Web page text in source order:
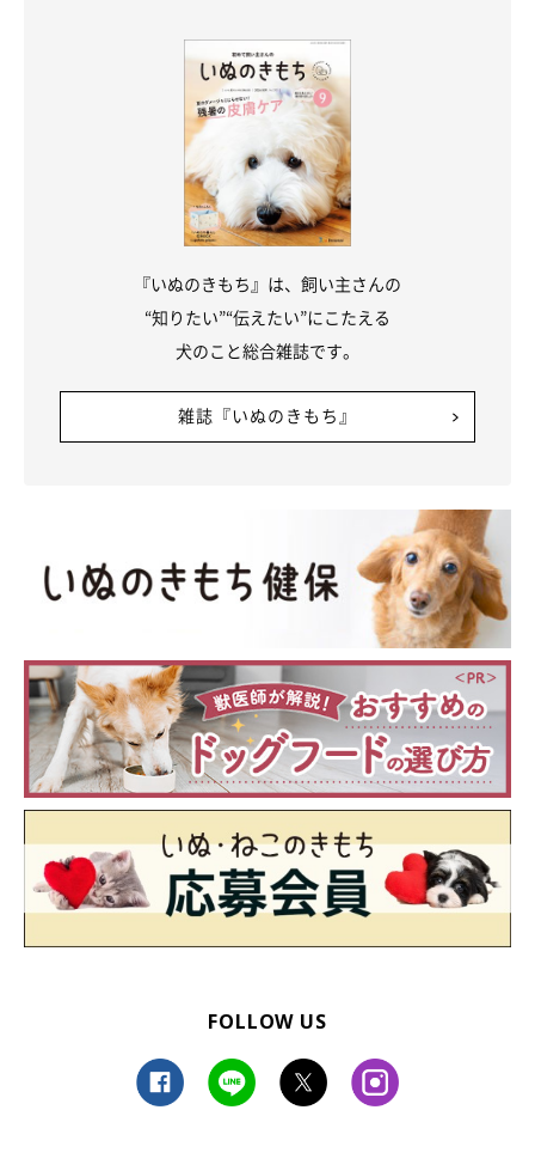
『いぬのきもち』は、飼い主さんの
“知りたい”“伝えたい”にこたえる
犬のこと総合雑誌です。
雑誌『いぬのきもち』
FOLLOW US